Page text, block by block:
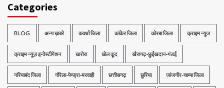
Categories
BLOG अन्य ख़बरे कवर्धा जिला कांकेर जिला कोरबा जिला क्राइम न्यूज
क्राइम न्यूज़ इन्वेस्टीगेशन खरोरा खेल कूद खैरागढ़-छुईखदान-गंडई
गरियाबंद जिला गौरेला-पेण्ड्रा-मरवाही छत्तीसगढ़ छुरिया जांजगीर-चाम्पा जिला